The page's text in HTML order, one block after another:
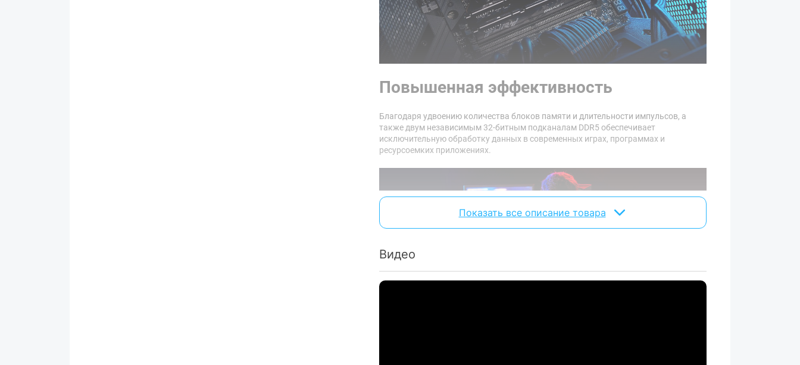
Цвет: черный
Характеристики и комплектация товара могут изменяться производителем
без уведомления.
Повышенная эффективность
Благодаря удвоению количества блоков памяти и длительности импульсов, а
также двум независимым 32-битным подканалам DDR5 обеспечивает
исключительную обработку данных в современных играх, программах и
ресурсоемких приложениях.
Сертификат Intel XMP 3.0
Показать все описание товара
Видео